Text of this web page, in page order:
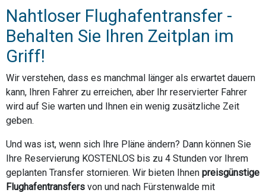
Nahtloser Flughafentransfer -
Behalten Sie Ihren Zeitplan im
Griff!
Wir verstehen, dass es manchmal länger als erwartet dauern
kann, Ihren Fahrer zu erreichen, aber Ihr reservierter Fahrer
wird auf Sie warten und Ihnen ein wenig zusätzliche Zeit
geben.
Und was ist, wenn sich Ihre Pläne ändern? Dann können Sie
Ihre Reservierung KOSTENLOS bis zu 4 Stunden vor Ihrem
geplanten Transfer stornieren. Wir bieten Ihnen preisgünstige
Flughafentransfers von und nach Fürstenwalde mit